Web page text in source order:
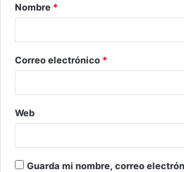
Nombre *
Correo electrónico *
Web
Guarda mi nombre, correo